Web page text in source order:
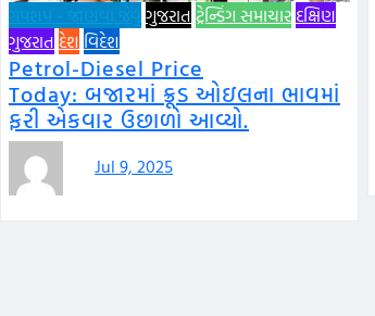
ગુજરાત ટ્રેન્ડિંગ સમાચાર દક્ષિણ
ગુજરાત દેશ વિદેશ
Petrol-Diesel Price
Today: બજારમાં ક્રૂડ ઓઇલના ભાવમાં
ફરી એકવાર ઉછાળો આવ્યો.
Jul 9, 2025